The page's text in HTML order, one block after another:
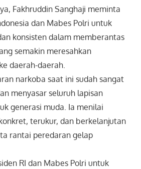
Fakhruddin Sanghaji meminta
dan Mabes Polri untuk
konsisten dalam memberantas
semakin meresahkan
daerah-daerah.
narkoba saat ini sudah sangat
menyasar seluruh lapisan
generasi muda. Ia menilai
terukur, dan berkelanjutan
rantai peredaran gelap
RI dan Mabes Polri untuk